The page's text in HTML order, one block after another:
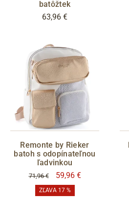
batôžtek
63,96 €
Remonte by Rieker
batoh s odopínateľnou
ľadvinkou
71,96 € 59,96 €
ZĽAVA 17 %